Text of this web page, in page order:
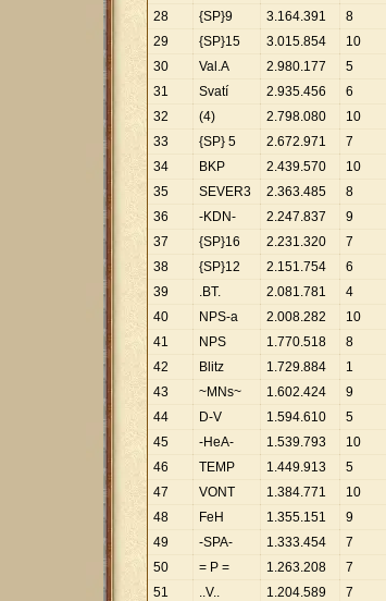
28
{SP}9 3.164.391 8
29
{SP}15 3.015.854 10
30
Val.A 2.980.177 5
31
Svatí 2.935.456 6
32
(4) 2.798.080 10
33
{SP} 5 2.672.971 7
34
BKP 2.439.570 10
35
SEVER3 2.363.485 8
36
-KDN- 2.247.837 9
37
{SP}16 2.231.320 7
38
{SP}12 2.151.754 6
39
.BT. 2.081.781 4
40
NPS-a 2.008.282 10
41
NPS 1.770.518 8
42
Blitz 1.729.884 1
43
~MNs~ 1.602.424 9
44
D-V 1.594.610 5
45
-HeA- 1.539.793 10
46
TEMP 1.449.913 5
47
VONT 1.384.771 10
48
FeH 1.355.151 9
49
-SPA- 1.333.454 7
50
= P = 1.263.208 7
51
..V.. 1.204.589 7